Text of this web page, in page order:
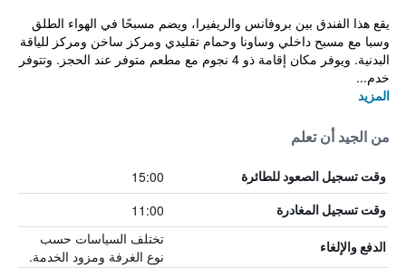
يقع هذا الفندق بين بروفانس والريفيرا، ويضم مسبحًا في الهواء الطلق
وسبا مع مسبح داخلي وساونا وحمام تقليدي ومركز ساخن ومركز للياقة
البدنية. ويوفر مكان إقامة ذو 4 نجوم مع مطعم متوفر عند الحجز. وتتوفر
خدم...
المزيد
من الجيد أن تعلم
وقت تسجيل الصعود للطائرة 15:00
وقت تسجيل المغادرة 11:00
الدفع والإلغاء
تختلف السياسات حسب
نوع الغرفة ومزود الخدمة.